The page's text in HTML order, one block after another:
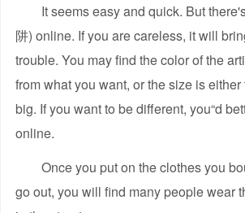
It seems easy and quick. But
阱) online. If you are careless, it will
trouble. You may find the color of the
from what you want, or the size is
big. If you want to be different, you“d
online.
Once you put on the clothes you
go out, you will find many people wear